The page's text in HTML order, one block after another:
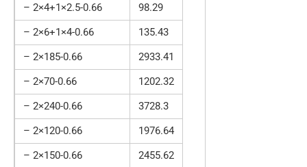
– 2×4+1×2.5-0.66
98.29
– 2×6+1×4-0.66
135.43
– 2×185-0.66
2933.41
– 2×70-0.66
1202.32
– 2×240-0.66
3728.3
– 2×120-0.66
1976.64
– 2×150-0.66
2455.62